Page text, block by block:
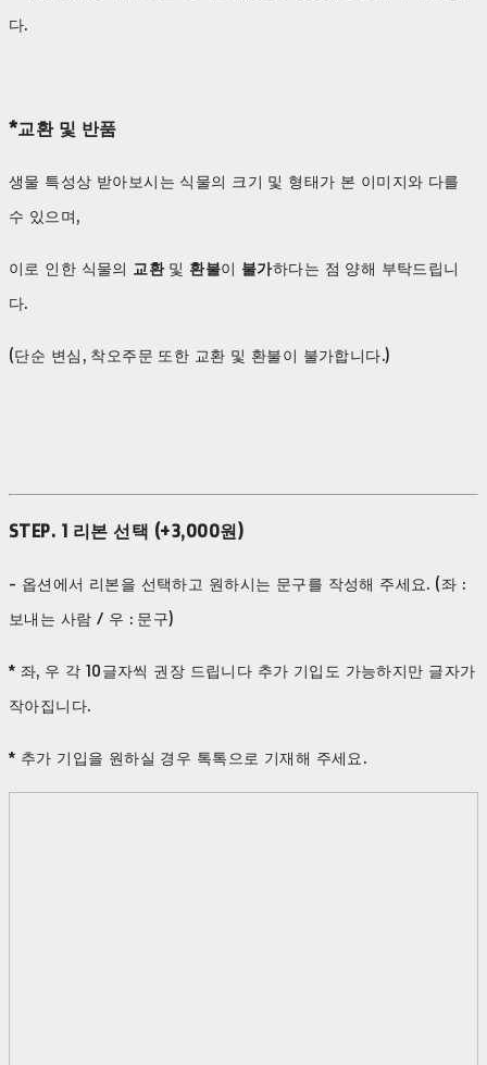
다.
*교환 및 반품
생물 특성상 받아보시는 식물의 크기 및 형태가 본 이미지와 다를
수 있으며,
이로 인한 식물의 교환및 환불이 불가하다는 점 양해 부탁드립니
다.
(단순 변심, 착오주문 또한 교환 및 환불이 불가합니다.)
STEP. 1 리본 선택 (+3,000원)
- 옵션에서 리본을 선택하고 원하시는 문구를 작성해 주세요. (좌 :
보내는 사람 / 우 : 문구)
* 좌, 우 각 10글자씩 권장 드립니다 추가 기입도 가능하지만 글자가
작아집니다.
* 추가 기입을 원하실 경우 톡톡으로 기재해 주세요.